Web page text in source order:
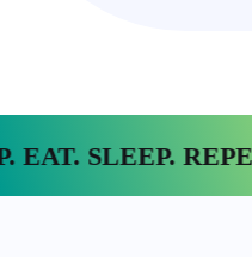
SLEEP. REPEAT.